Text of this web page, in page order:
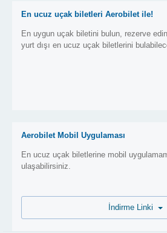
En ucuz uçak biletleri Aerobilet ile!
En uygun uçak biletini bulun, rezerve
yurt dışı en ucuz uçak biletlerini
Aerobilet Mobil Uygulaması
En ucuz uçak biletlerine mobil
ulaşabilirsiniz.